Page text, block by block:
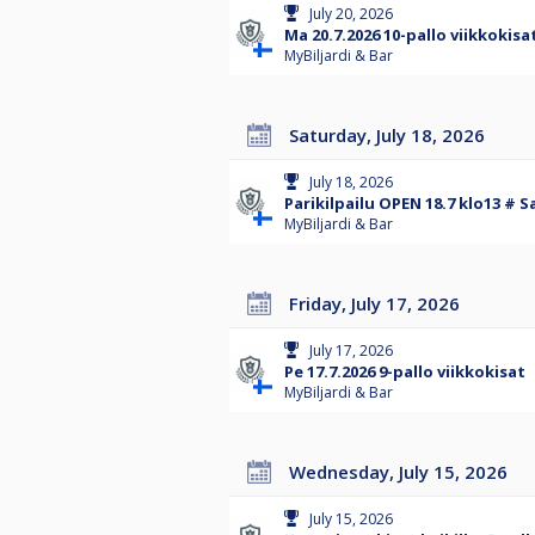
July 20, 2026
Ma 20.7.2026 10-pallo
MyBiljardi & Bar
Saturday, July 18, 2026
July 18, 2026
Parikilpailu OPEN 18.7 klo13 #
MyBiljardi & Bar
Friday, July 17, 2026
July 17, 2026
Pe 17.7.2026 9-pallo viikkokisat
MyBiljardi & Bar
Wednesday, July 15, 2026
July 15, 2026